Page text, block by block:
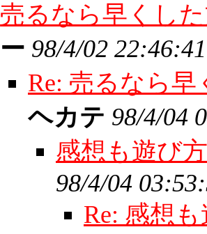
売るなら早くし
ー 98/4/02 22:46:41
Re: 売るなら
ヘカテ 98/4/04
感想も遊び
98/4/04
Re: 感想